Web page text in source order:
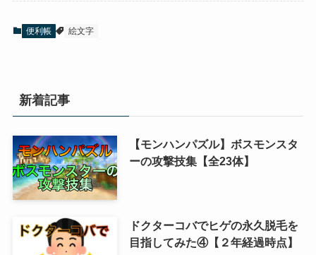
便利帳 絵文字
新着記事
【モンハンパズル】ボスモンスタ
ーの攻撃技集【全23体】
ドクターコバでヒゲの永久脱毛を
目指してみた④【２年経過時点】